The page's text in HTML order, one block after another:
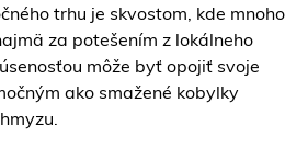
trhu je skvostom, kde mnoho
za potešením z lokálneho
môže byť opojiť svoje
ako smažené kobylky